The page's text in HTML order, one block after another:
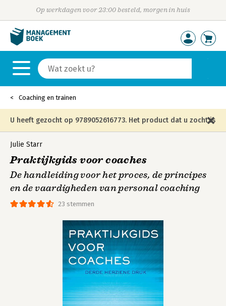
Op werkdagen voor 23:00 besteld, morgen in huis
Coaching en trainen
U heeft gezocht op 9789052616773. Het product dat u zocht is
niet meer in die editie leverbaar en is vervangen door de
onderstaande editie.
23 stemmen
Julie Starr
Praktijkgids voor coaches
De handleiding voor het proces, de principes
en de vaardigheden van personal coaching